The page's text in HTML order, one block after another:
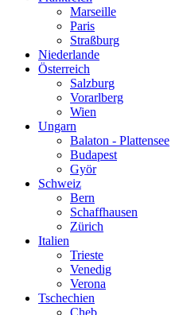
Marseille
Paris
Straßburg
Niederlande
Österreich
Salzburg
Vorarlberg
Wien
Ungarn
Balaton - Plattensee
Budapest
Györ
Schweiz
Bern
Schaffhausen
Zürich
Italien
Trieste
Venedig
Verona
Tschechien
Cheb